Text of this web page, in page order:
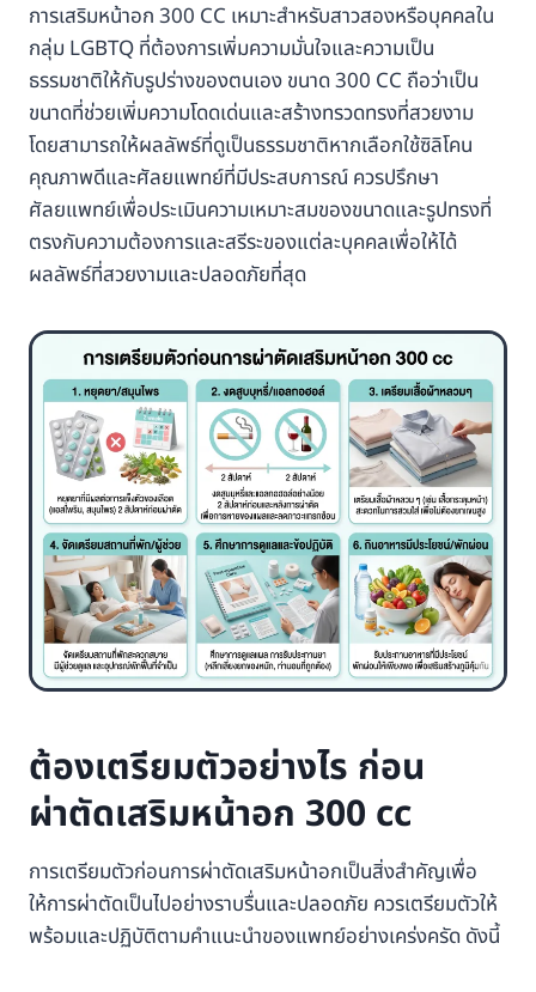
การเสริมหน้าอก 300 CC เหมาะสำหรับสาวสองหรือบุคคลใน
กลุ่ม LGBTQ ที่ต้องการเพิ่มความมั่นใจและความเป็น
ธรรมชาติให้กับรูปร่างของตนเอง ขนาด 300 CC ถือว่าเป็น
ขนาดที่ช่วยเพิ่มความโดดเด่นและสร้างทรวดทรงที่สวยงาม
โดยสามารถให้ผลลัพธ์ที่ดูเป็นธรรมชาติหากเลือกใช้ซิลิโคน
คุณภาพดีและศัลยแพทย์ที่มีประสบการณ์ ควรปรึกษา
ศัลยแพทย์เพื่อประเมินความเหมาะสมของขนาดและรูปทรงที่
ตรงกับความต้องการและสรีระของแต่ละบุคคลเพื่อให้ได้
ผลลัพธ์ที่สวยงามและปลอดภัยที่สุด
ต้องเตรียมตัวอย่างไร ก่อน
ผ่าตัดเสริมหน้าอก 300 cc
การเตรียมตัวก่อนการผ่าตัดเสริมหน้าอกเป็นสิ่งสำคัญเพื่อ
ให้การผ่าตัดเป็นไปอย่างราบรื่นและปลอดภัย ควรเตรียมตัวให้
พร้อมและปฏิบัติตามคำแนะนำของแพทย์อย่างเคร่งครัด ดังนี้